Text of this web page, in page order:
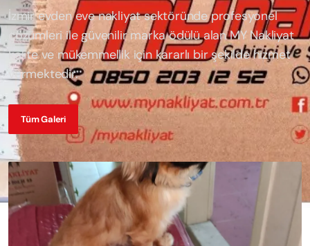
İzmir evden eve nakliyat sektöründe profesyonel
çözümleri ile güvenilir marka ödülü alanMY Nakliyat
kalite ve mükemmellik için kararlı bir şekilde hizmet
vermektedir.
Tüm Galeri